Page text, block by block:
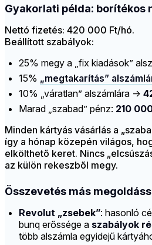
Gyakorlati példa: borítékos
Nettó fizetés: 420 000 Ft/hó.
Beállított szabályok:
25% megy a „fix kiadások”
15% „megtakarítás”
10% „váratlan” alszámlára →
Marad „szabad” pénz: 210
Minden kártyás vásárlás a
így a hónap közepén világos,
elkölthető keret. Nincs
az külön rekeszből megy.
Összevetés más
Revolut „zsebek”: hasonló
bunq erőssége a szabályok
több alszámla egyidejű